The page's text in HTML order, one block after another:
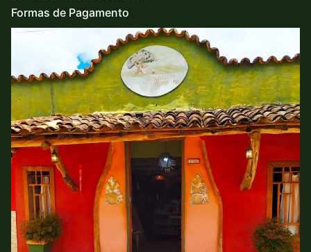
Formas de Pagamento